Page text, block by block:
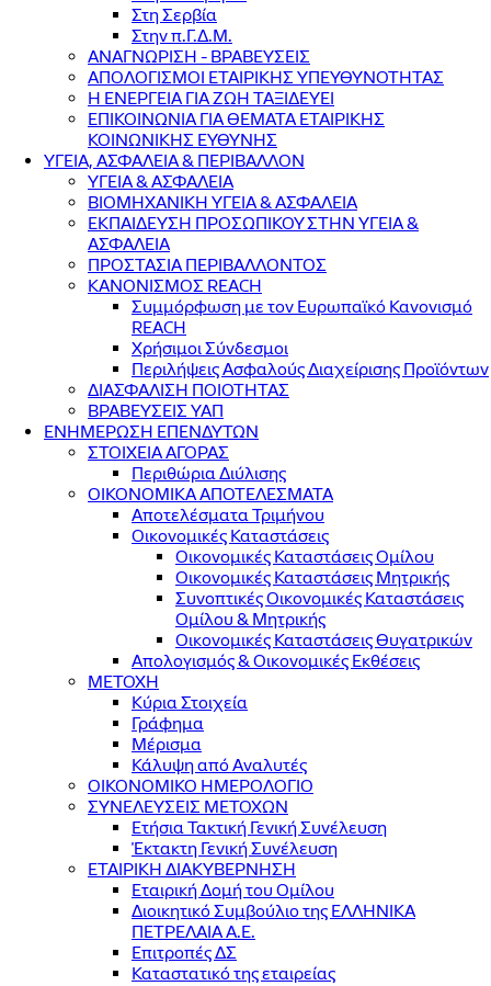
Στη Σερβία
Στην π.Γ.Δ.Μ.
ΑΝΑΓΝΩΡΙΣΗ - ΒΡΑΒΕΥΣΕΙΣ
ΑΠΟΛΟΓΙΣΜΟΙ ΕΤΑΙΡΙΚΗΣ ΥΠΕΥΘΥΝΟΤΗΤΑΣ
Η ΕΝΕΡΓΕΙΑ ΓΙΑ ΖΩΗ ΤΑΞΙΔΕΥΕΙ
ΕΠΙΚΟΙΝΩΝΙΑ ΓΙΑ ΘΕΜΑΤΑ ΕΤΑΙΡΙΚΗΣ
ΚΟΙΝΩΝΙΚΗΣ ΕΥΘΥΝΗΣ
ΥΓΕΙΑ, ΑΣΦΑΛΕΙΑ & ΠΕΡΙΒΑΛΛΟΝ
ΥΓΕΙΑ & ΑΣΦΑΛΕΙΑ
ΒΙΟΜΗΧΑΝΙΚΗ ΥΓΕΙΑ & ΑΣΦΑΛΕΙΑ
ΕΚΠΑΙΔΕΥΣΗ ΠΡΟΣΩΠΙΚΟΥ ΣΤΗΝ ΥΓΕΙΑ &
ΑΣΦΑΛΕΙΑ
ΠΡΟΣΤΑΣΙΑ ΠΕΡΙΒΑΛΛΟΝΤΟΣ
ΚΑΝΟΝΙΣΜΟΣ REACH
Συμμόρφωση με τον Ευρωπαϊκό Κανονισμό
REACH
Χρήσιμοι Σύνδεσμοι
Περιλήψεις Ασφαλούς Διαχείρισης Προϊόντων
ΔΙΑΣΦΑΛΙΣΗ ΠΟΙΟΤΗΤΑΣ
ΒΡΑΒΕΥΣΕΙΣ ΥΑΠ
ΕΝΗΜΕΡΩΣΗ ΕΠΕΝΔΥΤΩΝ
ΣΤΟΙΧΕΙΑ ΑΓΟΡΑΣ
Περιθώρια Διύλισης
ΟΙΚΟΝΟΜΙΚΑ ΑΠΟΤΕΛΕΣΜΑΤΑ
Αποτελέσματα Τριμήνου
Οικονομικές Καταστάσεις
Οικονομικές Καταστάσεις Ομίλου
Οικονομικές Καταστάσεις Μητρικής
Συνοπτικές Οικονομικές Καταστάσεις
Ομίλου & Μητρικής
Οικονομικές Καταστάσεις Θυγατρικών
Απολογισμός & Οικονομικές Εκθέσεις
ΜΕΤΟΧΗ
Κύρια Στοιχεία
Γράφημα
Μέρισμα
Κάλυψη από Αναλυτές
ΟΙΚΟΝΟΜΙΚΟ ΗΜΕΡΟΛΟΓΙΟ
ΣΥΝΕΛΕΥΣΕΙΣ ΜΕΤΟΧΩΝ
Ετήσια Τακτική Γενική Συνέλευση
Έκτακτη Γενική Συνέλευση
ΕΤΑΙΡΙΚΗ ΔΙΑΚΥΒΕΡΝΗΣΗ
Εταιρική Δομή του Ομίλου
Διοικητικό Συμβούλιο της ΕΛΛΗΝΙΚΑ
ΠΕΤΡΕΛΑΙΑ Α.Ε.
Επιτροπές ΔΣ
Καταστατικό της εταιρείας